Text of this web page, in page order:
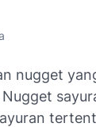
nugget